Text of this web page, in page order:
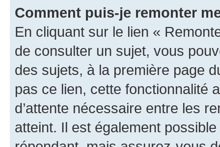
Comment puis-je remonter
En cliquant sur le lien «
de consulter un sujet, vous
des sujets, à la première page
pas ce lien, cette fonctionnalité
d’attente nécessaire entre les
atteint. Il est également